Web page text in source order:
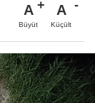
A
Büyüt
A
Küçült